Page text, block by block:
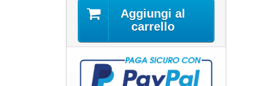
Aggiungi al
carrello